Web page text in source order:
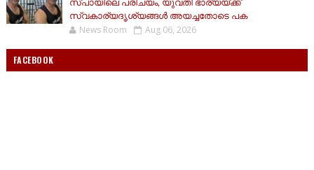
സ്വകാര്യദൃശ്യങ്ങൾ അയച്ചതോടെ പക
News Room Aug 06, 2026
FACEBOOK